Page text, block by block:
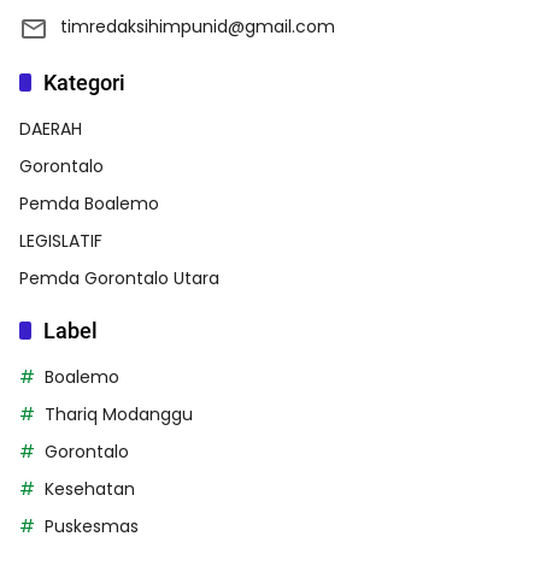
timredaksihimpunid@gmail.com
Kategori
DAERAH
Gorontalo
Pemda Boalemo
LEGISLATIF
Pemda Gorontalo Utara
Label
Boalemo
Thariq Modanggu
Gorontalo
Kesehatan
Puskesmas